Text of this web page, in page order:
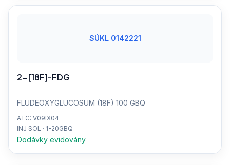
SÚKL 0142221
2-[18F]-FDG
FLUDEOXYGLUCOSUM (18F) 100 GBQ
ATC: V09IX04
INJ SOL · 1-20GBQ
Dodávky evidovány